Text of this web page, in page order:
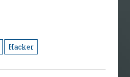
Hacker